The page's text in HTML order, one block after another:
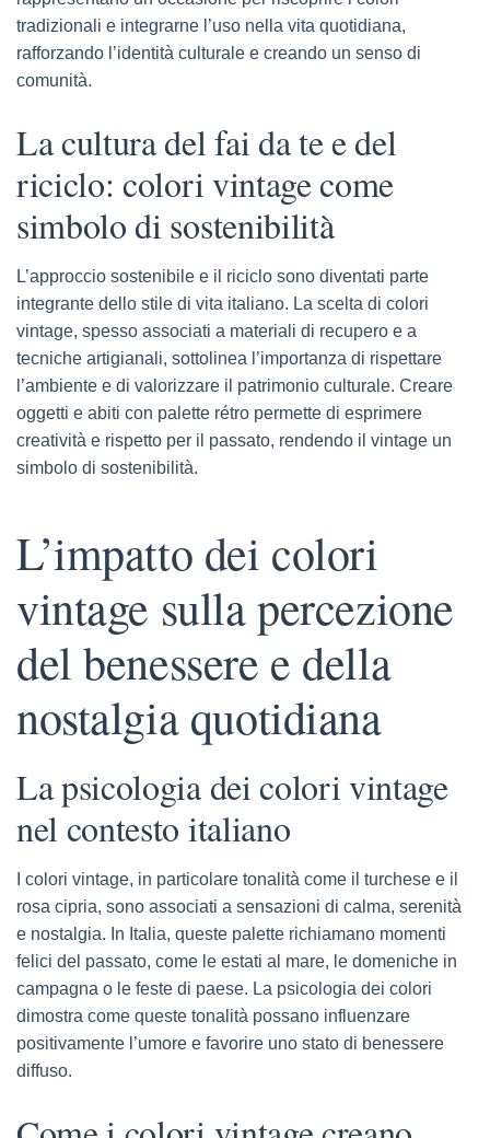
tradizionali e integrarne l’uso nella vita quotidiana,
rafforzando l’identità culturale e creando un senso di
comunità.
La cultura del fai da te e del
riciclo: colori vintage come
simbolo di sostenibilità
L’approccio sostenibile e il riciclo sono diventati parte
integrante dello stile di vita italiano. La scelta di colori
vintage, spesso associati a materiali di recupero e a
tecniche artigianali, sottolinea l’importanza di rispettare
l’ambiente e di valorizzare il patrimonio culturale. Creare
oggetti e abiti con palette rétro permette di esprimere
creatività e rispetto per il passato, rendendo il vintage un
simbolo di sostenibilità.
L’impatto dei colori
vintage sulla percezione
del benessere e della
nostalgia quotidiana
La psicologia dei colori vintage
nel contesto italiano
I colori vintage, in particolare tonalità come il turchese e il
rosa cipria, sono associati a sensazioni di calma, serenità
e nostalgia. In Italia, queste palette richiamano momenti
felici del passato, come le estati al mare, le domeniche in
campagna o le feste di paese. La psicologia dei colori
dimostra come queste tonalità possano influenzare
positivamente l’umore e favorire uno stato di benessere
diffuso.